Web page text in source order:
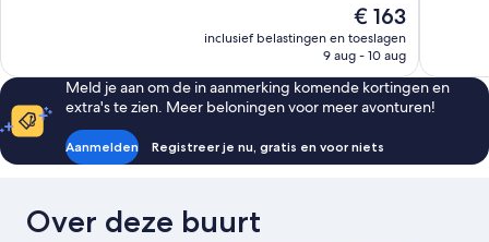
1.010
beoordelingen
De
prijs
is
€ 163
inclusief belastingen en toeslagen
9 aug - 10 aug
Meld je aan om de in aanmerking komende kortingen en
extra's te zien. Meer beloningen voor meer avonturen!
Aanmelden Registreer je nu, gratis en voor niets
Over deze buurt